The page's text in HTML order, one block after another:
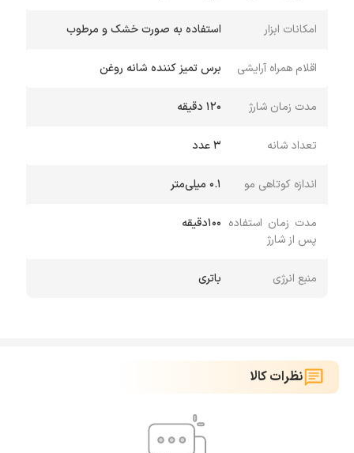
امکانات ابزار استفاده به صورت خشک و مرطوب
اقلام همراه آرایشی برس تمیز کننده شانه روغن
مدت زمان شارژ 120 دقیقه
تعداد شانه 3 عدد
اندازه کوتاهی مو ۰.۱ میلی‌متر
مدت زمان استفاده
پس از شارژ
100دقیقه
منبع انرژی باتری
نظرات کالا